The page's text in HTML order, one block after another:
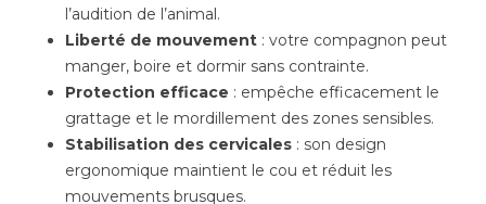
l’audition de l’animal.
Liberté de mouvement : votre compagnon peut
manger, boire et dormir sans contrainte.
Protection efficace : empêche efficacement le
grattage et le mordillement des zones sensibles.
Stabilisation des cervicales : son design
ergonomique maintient le cou et réduit les
mouvements brusques.